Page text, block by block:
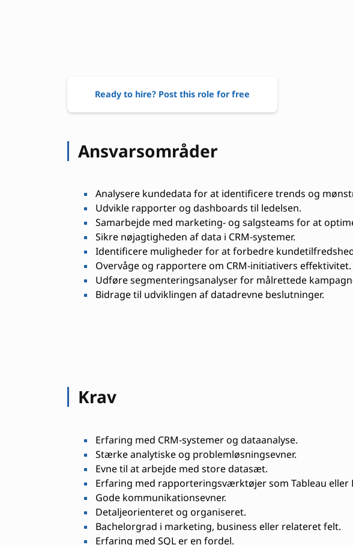
Ready to hire? Post this role for free
Ansvarsområder
Analysere kundedata for at identificere trends og
Udvikle rapporter og dashboards til ledelsen.
Samarbejde med marketing- og salgsteams for at
Sikre nøjagtigheden af data i CRM-systemer.
Identificere muligheder for at forbedre
Overvåge og rapportere om CRM-initiativers effektivitet.
Udføre segmenteringsanalyser for målrettede
Bidrage til udviklingen af datadrevne beslutninger.
Krav
Erfaring med CRM-systemer og dataanalyse.
Stærke analytiske og problemløsningsevner.
Evne til at arbejde med store datasæt.
Erfaring med rapporteringsværktøjer som Tableau eller
Gode kommunikationsevner.
Detaljeorienteret og organiseret.
Bachelorgrad i marketing, business eller relateret felt.
Erfaring med SQL er en fordel.